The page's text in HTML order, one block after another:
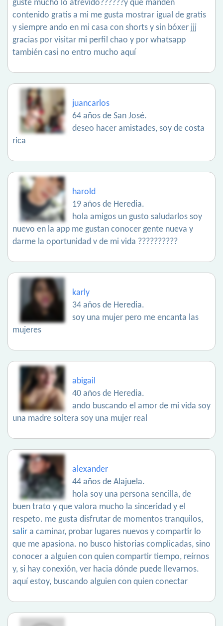
guste mucho lo atrevido??????y que manden
contenido gratis a mi me gusta mostrar igual de gratis
y siempre ando en mi casa con shorts y sin bóxer jjj
gracias por visitar mi perfil chao y por whatsapp
también casi no entro mucho aquí
juancarlos
64 años de San José.
deseo hacer amistades, soy de costa
rica
harold
19 años de Heredia.
hola amigos un gusto saludarlos soy
nuevo en la app me gustan conocer gente nueva y
darme la oportunidad v de mi vida ??????????
karly
34 años de Heredia.
soy una mujer pero me encanta las
mujeres
abigail
40 años de Heredia.
ando buscando el amor de mi vida soy
una madre soltera soy una mujer real
alexander
44 años de Alajuela.
hola soy una persona sencilla, de
buen trato y que valora mucho la sinceridad y el
respeto. me gusta disfrutar de momentos tranquilos,
salir a caminar, probar lugares nuevos y compartir lo
que me apasiona. no busco historias complicadas, sino
conocer a alguien con quien compartir tiempo, reírnos
y, si hay conexión, ver hacia dónde puede llevarnos.
aquí estoy, buscando alguien con quien conectar